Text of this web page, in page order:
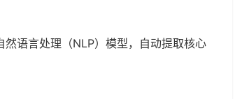
语言处理（NLP）模型，自动提取核心